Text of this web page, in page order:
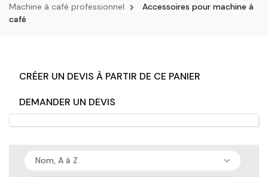
Machine à café professionnel
Accessoires pour machine à
café
CRÉER UN DEVIS À PARTIR DE CE PANIER
DEMANDER UN DEVIS
Nom, A à Z